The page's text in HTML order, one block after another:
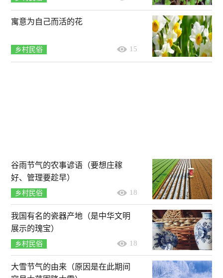
寓意为自己而活的花
乡村民俗 15
谷雨节气的农事谚语（要想庄稼
好、管理要趁早）
乡村民俗 18
我国有名的瓷器产地（是中华文明
展示的瑰宝）
乡村民俗 18
大雪节气的由来（原因是在此期间